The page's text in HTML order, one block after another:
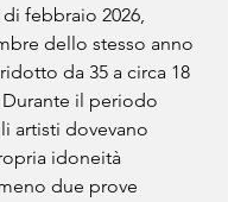
febbraio 2026,
dello stesso anno
da 35 a circa 18
il periodo
artisti dovevano
idoneità
due prove